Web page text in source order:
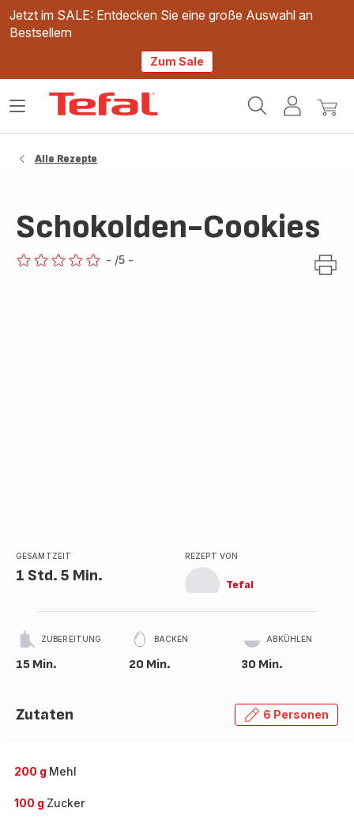
Jetzt im SALE: Entdecken Sie eine große Auswahl an
Bestsellern
Zum Sale
Mein
Mein
Das
Alle Rezepte
Schokolden-Cookies
- /5 -
GESAMTZEIT
1 Std. 5 Min.
REZEPT VON
Tefal
ZUBEREITUNG
15 Min.
BACKEN
20 Min.
ABKÜHLEN
30 Min.
Zutaten 6 Personen
200 g Mehl
100 g Zucker